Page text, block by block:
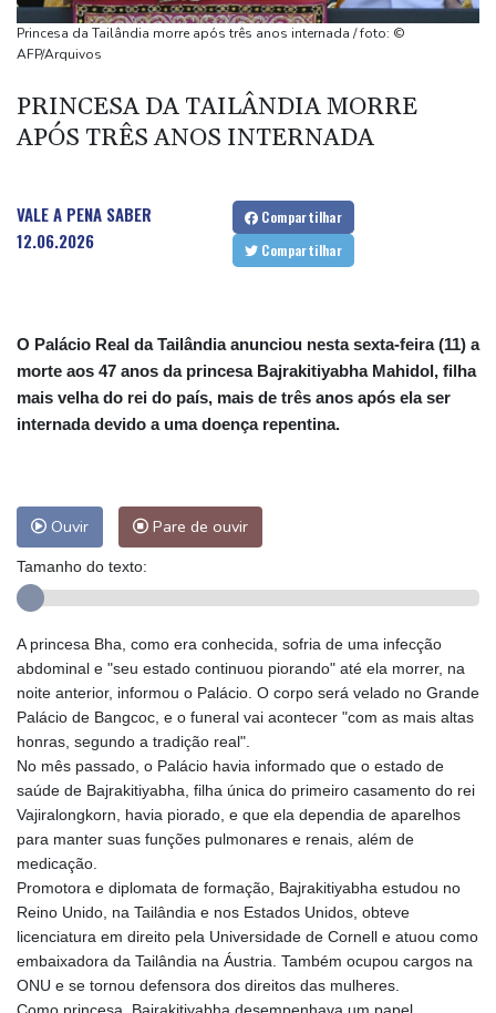
Universal Studios na Califórnia
Crianças migrantes correm risco de sofrer abusos nas ruas de
Vini Jr. renova com o Real Madrid até 2032
Infantino sob pressão da Uefa e da Conmebol
Princesa da Tailândia morre após três anos internada / foto: ©
AFP/Arquivos
PRINCESA DA TAILÂNDIA MORRE
APÓS TRÊS ANOS INTERNADA
VALE A PENA SABER
12.06.2026
Compartilhar
Compartilhar
O Palácio Real da Tailândia anunciou nesta sexta-feira (11) a
morte aos 47 anos da princesa Bajrakitiyabha Mahidol, filha
mais velha do rei do país, mais de três anos após ela ser
internada devido a uma doença repentina.
Ouvir Pare de ouvir
Tamanho do texto:
A princesa Bha, como era conhecida, sofria de uma infecção
abdominal e "seu estado continuou piorando" até ela morrer, na
noite anterior, informou o Palácio. O corpo será velado no Grande
Palácio de Bangcoc, e o funeral vai acontecer "com as mais altas
honras, segundo a tradição real".
No mês passado, o Palácio havia informado que o estado de
saúde de Bajrakitiyabha, filha única do primeiro casamento do rei
Vajiralongkorn, havia piorado, e que ela dependia de aparelhos
para manter suas funções pulmonares e renais, além de
medicação.
Promotora e diplomata de formação, Bajrakitiyabha estudou no
Reino Unido, na Tailândia e nos Estados Unidos, obteve
licenciatura em direito pela Universidade de Cornell e atuou como
embaixadora da Tailândia na Áustria. Também ocupou cargos na
ONU e se tornou defensora dos direitos das mulheres.